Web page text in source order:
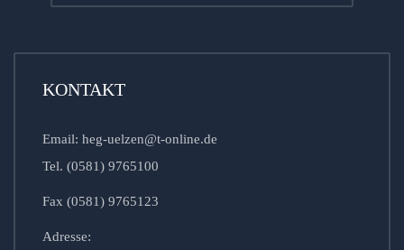
KONTAKT
Email: heg-uelzen@t-online.de
Tel. (0581) 9765100
Fax (0581) 9765123
Adresse: